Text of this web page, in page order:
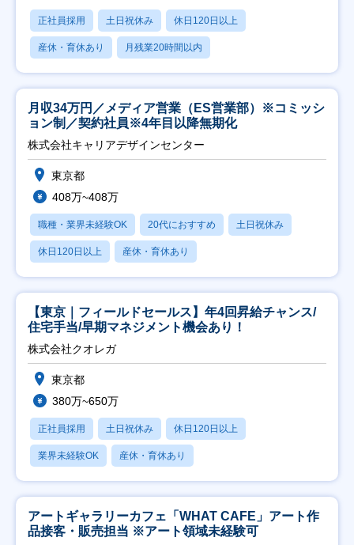
正社員採用 土日祝休み 休日120日以上
産休・育休あり 月残業20時間以内
月収34万円／メディア営業（ES営業部）※コミッシ
ョン制／契約社員※4年目以降無期化
株式会社キャリアデザインセンター
東京都
408万~408万
職種・業界未経験OK 20代におすすめ 土日祝休み
休日120日以上 産休・育休あり
【東京｜フィールドセールス】年4回昇給チャンス/
住宅手当/早期マネジメント機会あり！
株式会社クオレガ
東京都
380万~650万
正社員採用 土日祝休み 休日120日以上
業界未経験OK 産休・育休あり
アートギャラリーカフェ「WHAT CAFE」アート作
品接客・販売担当 ※アート領域未経験可